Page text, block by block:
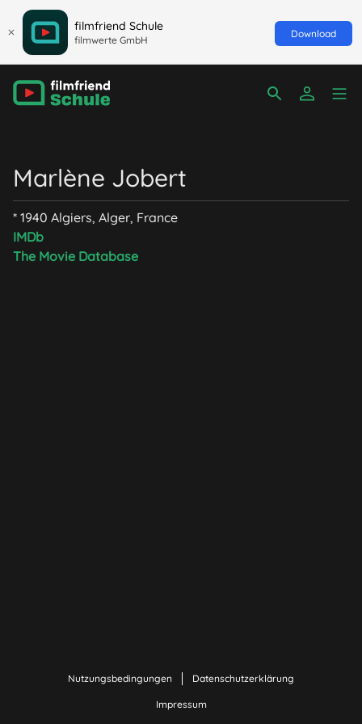
filmfriend Schule
filmwerte GmbH
Download
Marlène Jobert
* 1940 Algiers, Alger, France
IMDb
The Movie Database
Nutzungsbedingungen Datenschutzerklärung
Impressum